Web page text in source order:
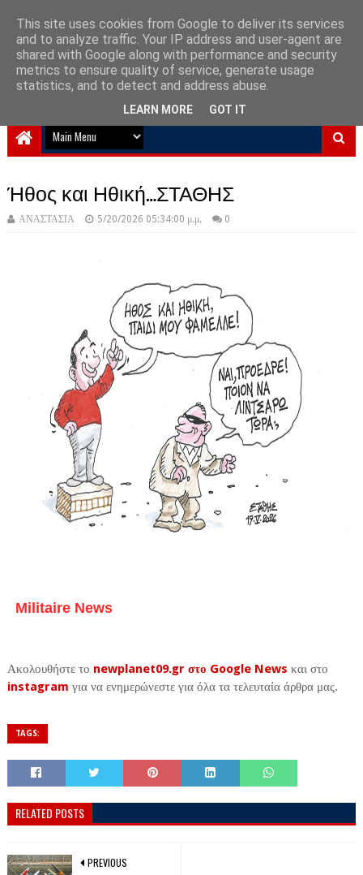
NewPlanet09
Ειδήσεις νέα από την Ελλάδα και τον κόσμο
Ήθος και Ηθική…ΣΤΑΘΗΣ
ΑΝΑΣΤΑΣΙΑ 5/20/2026 05:34:00 μ.μ. 0
Militaire News
Ακολουθήστε το newplanet09.gr στο Google News και στο
instagram για να ενημερώνεστε για όλα τα τελευταία άρθρα μας.
TAGS:
RELATED POSTS
PREVIOUS
This site uses cookies from Google to deliver its services
and to analyze traffic. Your IP address and user-agent are
shared with Google along with performance and security
metrics to ensure quality of service, generate usage
statistics, and to detect and address abuse.
LEARN MORE GOT IT